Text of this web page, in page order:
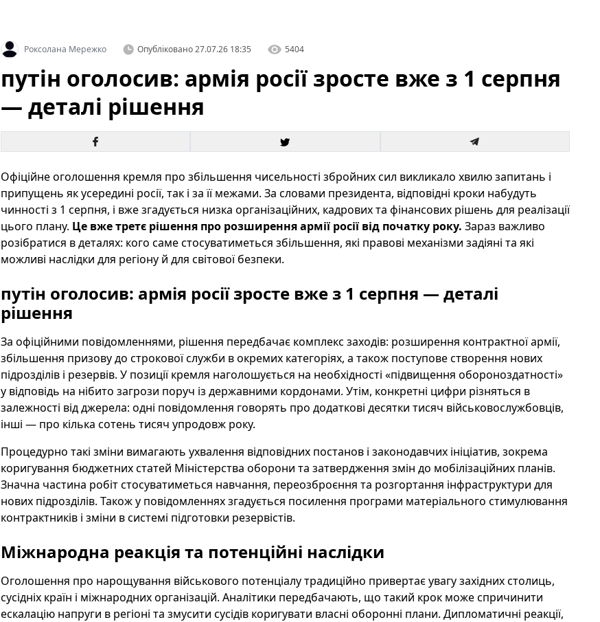
Роксолана Мережко Опубліковано27.07.26 18:35 5404
путін оголосив: армія росії зросте вже з 1 серпня
— деталі рішення
Офіційне оголошення кремля про збільшення чисельності збройних сил викликало хвилю запитань і
припущень як усередині росії, так і за її межами. За словами президента, відповідні кроки набудуть
чинності з 1 серпня, і вже згадується низка організаційних, кадрових та фінансових рішень для реалізації
цього плану. Це вже третє рішення про розширення армії росії від початку року. Зараз важливо
розібратися в деталях: кого саме стосуватиметься збільшення, які правові механізми задіяні та які
можливі наслідки для регіону й для світової безпеки.
путін оголосив: армія росії зросте вже з 1 серпня — деталі
рішення
За офіційними повідомленнями, рішення передбачає комплекс заходів: розширення контрактної армії,
збільшення призову до строкової служби в окремих категоріях, а також поступове створення нових
підрозділів і резервів. У позиції кремля наголошується на необхідності «підвищення обороноздатності»
у відповідь на нібито загрози поруч із державними кордонами. Утім, конкретні цифри різняться в
залежності від джерела: одні повідомлення говорять про додаткові десятки тисяч військовослужбовців,
інші — про кілька сотень тисяч упродовж року.
Процедурно такі зміни вимагають ухвалення відповідних постанов і законодавчих ініціатив, зокрема
коригування бюджетних статей Міністерства оборони та затвердження змін до мобілізаційних планів.
Значна частина робіт стосуватиметься навчання, переозброєння та розгортання інфраструктури для
нових підрозділів. Також у повідомленнях згадується посилення програми матеріального стимулювання
контрактників і зміни в системі підготовки резервістів.
Міжнародна реакція та потенційні наслідки
Оголошення про нарощування військового потенціалу традиційно привертає увагу західних столиць,
сусідніх країн і міжнародних організацій. Аналітики передбачають, що такий крок може спричинити
ескалацію напруги в регіоні та змусити сусідів коригувати власні оборонні плани. Дипломатичні реакції,